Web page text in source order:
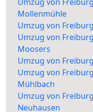
Mollenmühle
Umzug von
Umzug von
Moosers
Umzug von
Umzug von
Mühlbach
Umzug von
Neuhausen